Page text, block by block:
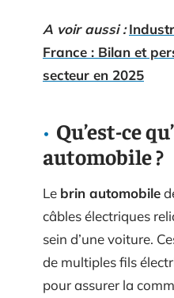
A voir aussi :
France : Bilan et
secteur en 2025
Qu’est-ce
automobile ?
Le brin automobile
câbles électriques
sein d’une voiture.
de multiples fils
pour assurer la